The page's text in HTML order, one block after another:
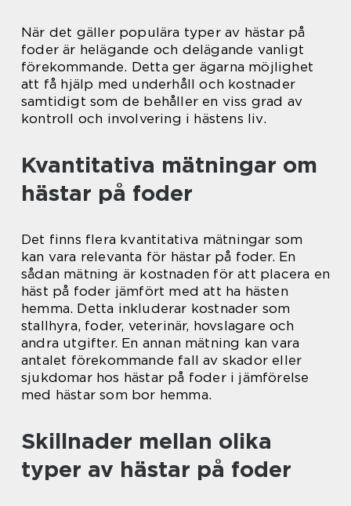
När det gäller populära typer av hästar på
foder är helägande och delägande vanligt
förekommande. Detta ger ägarna möjlighet
att få hjälp med underhåll och kostnader
samtidigt som de behåller en viss grad av
kontroll och involvering i hästens liv.
Kvantitativa mätningar om
hästar på foder
Det finns flera kvantitativa mätningar som
kan vara relevanta för hästar på foder. En
sådan mätning är kostnaden för att placera en
häst på foder jämfört med att ha hästen
hemma. Detta inkluderar kostnader som
stallhyra, foder, veterinär, hovslagare och
andra utgifter. En annan mätning kan vara
antalet förekommande fall av skador eller
sjukdomar hos hästar på foder i jämförelse
med hästar som bor hemma.
Skillnader mellan olika
typer av hästar på foder